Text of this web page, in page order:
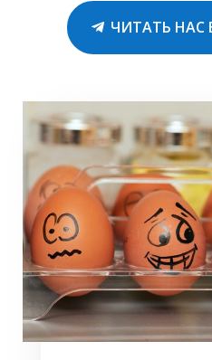
ЧИТАТЬ НАС В